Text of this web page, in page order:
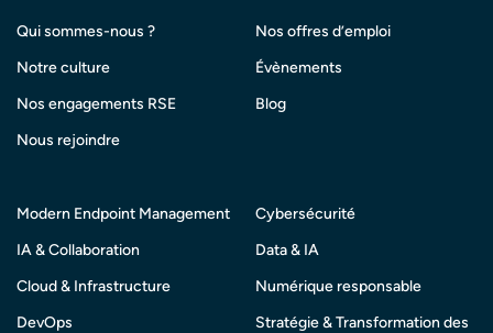
Qui sommes-nous ?
Notre culture
Nos engagements RSE
Nous rejoindre
Nos offres d’emploi
Évènements
Blog
Modern Endpoint Management
IA & Collaboration
Cloud & Infrastructure
DevOps
Cybersécurité
Data & IA
Numérique responsable
Stratégie & Transformation des